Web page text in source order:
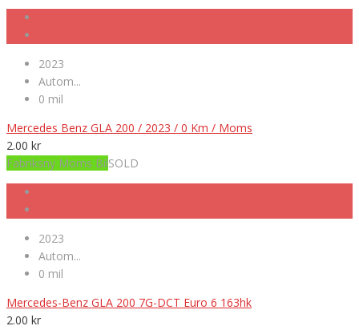
2023
Autom...
0 mil
Mercedes Benz GLA 200 / 2023 / 0 Km / Moms
2.00 kr
Fabriksny Moms BilSOLD
2023
Autom...
0 mil
Mercedes-Benz GLA 200 7G-DCT Euro 6 163hk
2.00 kr